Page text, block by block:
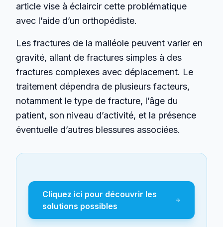
article vise à éclaircir cette problématique
avec l’aide d’un orthopédiste.
Les fractures de la malléole peuvent varier en
gravité, allant de fractures simples à des
fractures complexes avec déplacement. Le
traitement dépendra de plusieurs facteurs,
notamment le type de fracture, l’âge du
patient, son niveau d’activité, et la présence
éventuelle d’autres blessures associées.
Cliquez ici pour découvrir les
solutions possibles